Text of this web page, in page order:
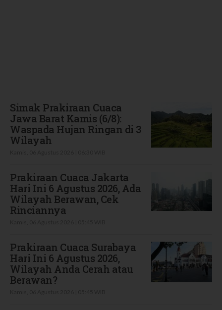
Simak Prakiraan Cuaca
Jawa Barat Kamis (6/8):
Waspada Hujan Ringan di 3
Wilayah
Prakiraan Cuaca Jakarta
Hari Ini 6 Agustus 2026, Ada
Wilayah Berawan, Cek
Rinciannya
Prakiraan Cuaca Surabaya
Hari Ini 6 Agustus 2026,
Wilayah Anda Cerah atau
Berawan?